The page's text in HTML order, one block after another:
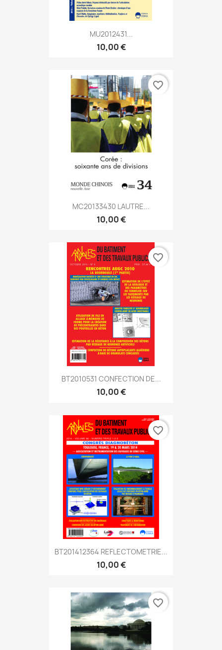
MU2012431...
10,00 €
MC20133430 LAUTRE...
10,00 €
favorite_border
BT2010531 CONFECTION DE...
10,00 €
favorite_border
BT201412364 REFLECTOMETRIE...
10,00 €
favorite_border
favorite_border